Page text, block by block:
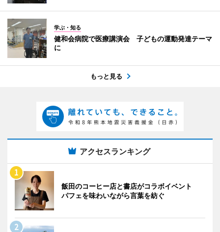
学ぶ・知る
健和会病院で医療講演会 子どもの運動発達テーマ
に
もっと見る
アクセスランキング
飯田のコーヒー店と書店がコラボイベント
パフェを味わいながら言葉を紡ぐ